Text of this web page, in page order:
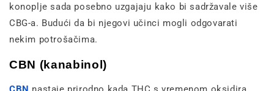
konoplje sada posebno uzgajaju kako bi sadržavale više
CBG-a. Budući da bi njegovi učinci mogli odgovarati
nekim potrošačima.
CBN (kanabinol)